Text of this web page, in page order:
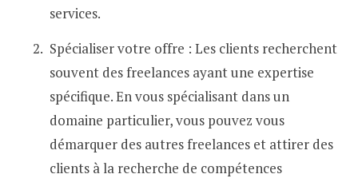
services.
Spécialiser votre offre : Les clients recherchent
souvent des freelances ayant une expertise
spécifique. En vous spécialisant dans un
domaine particulier, vous pouvez vous
démarquer des autres freelances et attirer des
clients à la recherche de compétences